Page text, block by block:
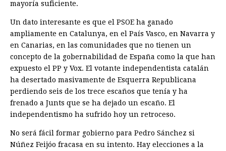
mayoría suficiente.
Un dato interesante es que el PSOE ha ganado
ampliamente en Catalunya, en el País Vasco, en Navarra y
en Canarias, en las comunidades que no tienen un
concepto de la gobernabilidad de España como la que han
expuesto el PP y Vox. El votante independentista catalán
ha desertado masivamente de Esquerra Republicana
perdiendo seis de los trece escaños que tenía y ha
frenado a Junts que se ha dejado un escaño. El
independentismo ha sufrido hoy un retroceso.
No será fácil formar gobierno para Pedro Sánchez si
Núñez Feijóo fracasa en su intento. Hay elecciones a la